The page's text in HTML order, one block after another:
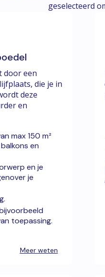
geselecteerd
door een
die je in
deze
en
max 150 m²
en
en je
je
toepassing.
Meer weten